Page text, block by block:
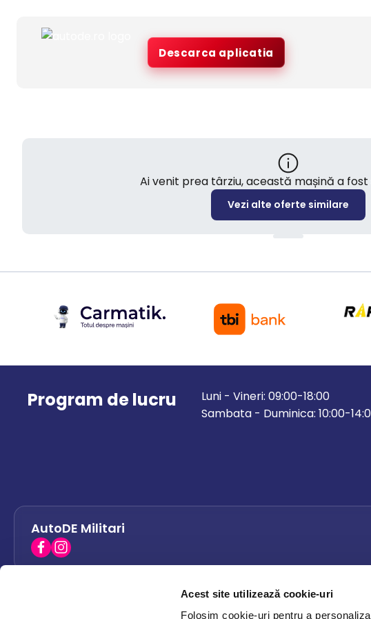
Acest site utilizează cookie-uri
Folosim cookie-uri pentru a
Descarca aplicatia
Ai venit prea târziu, această mașină a
Vezi alte oferte similare
Program de lucru
Luni - Vineri: 09:00-18:00
Sambata - Duminica: 10:00-
AutoDE Militari